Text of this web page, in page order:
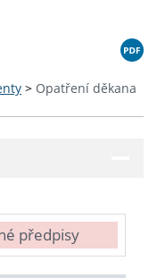
> Opatření děkana
předpisy